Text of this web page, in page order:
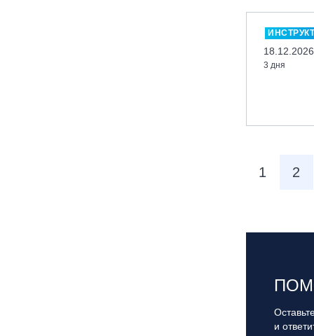
3 дня
1 2
и